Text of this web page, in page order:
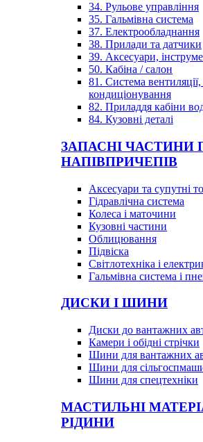
34. Рульове управління
35. Гальмівна система
37. Електрообладнання
38. Прилади та датчики
39. Аксесуари,
50. Кабіна / салон
81. Система
кондиціонування
82. Приладдя кабіни
84. Кузовні деталі
ЗАПАСНІ ЧАСТИНИ
НАПІВПРИЧЕПІВ
Аксесуари та супутні
Гідравлічна система
Колеса і маточини
Кузовні частини
Облицювання
Підвіска
Світлотехніка і
Гальмівна система і
ДИСКИ І ШИНИ
Диски до вантажних
Камери і обідні стрічки
Шини для вантажних
Шини для
Шини для спецтехніки
МАСТИЛЬНІ
РІДИНИ